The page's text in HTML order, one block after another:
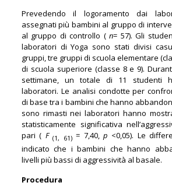
Prevedendo il logoramento dai
assegnati più bambini al gruppo di
al gruppo di controllo (n= 57). Gli
laboratori di Yoga sono stati divisi
gruppi, tre gruppi di scuola elementare
di scuola superiore (classe 8 e 9).
settimane, un totale di 11 studenti
laboratori. Le analisi condotte per
di base tra i bambini che hanno
sono rimasti nei laboratori hanno
statisticamente significativa
pari ( F(1, 61)= 7,40, p <0,05). Le
indicato che i bambini che hanno
livelli più bassi di aggressività al basale.
Procedura